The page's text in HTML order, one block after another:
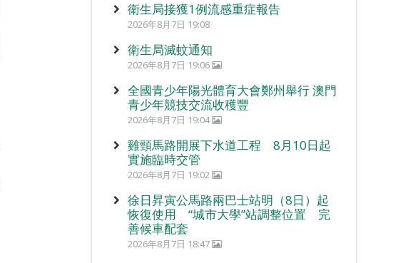
衛生局接獲1例流感重症報告
2026年8月7日 19:08
衛生局滅蚊通知
2026年8月7日 19:06
全國青少年陽光體育大會鄭州舉行 澳門
青少年競技交流收穫豐
2026年8月7日 19:04
雞頸馬路開展下水道工程 8月10日起
實施臨時交管
2026年8月7日 19:02
徐日昇寅公馬路兩巴士站明（8日）起
恢復使用 “城市大學”站調整位置 完
善候車配套
2026年8月7日 18:47